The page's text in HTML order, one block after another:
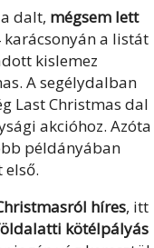
dalt, mégsem lett
karácsonyán a listát
kislemez
A segélydalban
Last Christmas dal
akcióhoz. Azóta
példányában
első.
híres, itt
kötélpályás